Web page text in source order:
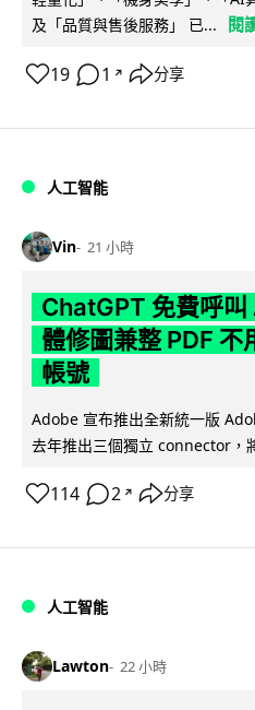
及「品質與售後服務」 已...
閱
19 1 ↗ 分享
人工智能
Vin 21 小時
ChatGPT 免費呼
體修圖兼整 PDF 不
帳號
Adobe 宣布推出全新統一版
去年推出三個獨立 connector，
114 2 ↗ 分享
人工智能
Lawton 22 小時